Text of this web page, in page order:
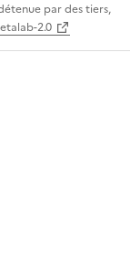
par des tiers,
2.0